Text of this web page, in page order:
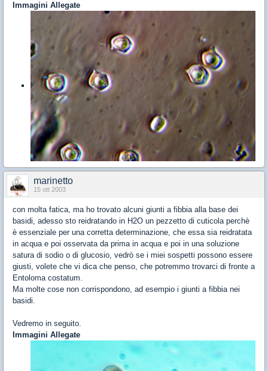
Immagini Allegate
marinetto
15 ott 2003
con molta fatica, ma ho trovato alcuni giunti a fibbia alla base dei
basidi, adesso sto reidratando in H2O un pezzetto di cuticola perchè
è essenziale per una corretta determinazione, che essa sia reidratata
in acqua e poi osservata da prima in acqua e poi in una soluzione
satura di sodio o di glucosio, vedrò se i miei sospetti possono essere
giusti, volete che vi dica che penso, che potremmo trovarci di fronte a
Entoloma costatum.
Ma molte cose non corrispondono, ad esempio i giunti a fibbia nei
basidi.
Vedremo in seguito.
Immagini Allegate